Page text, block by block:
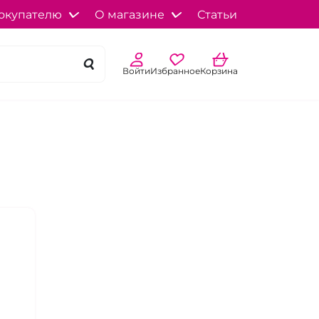
О магазине Статьи
ВойтиИзбранноеКорзина